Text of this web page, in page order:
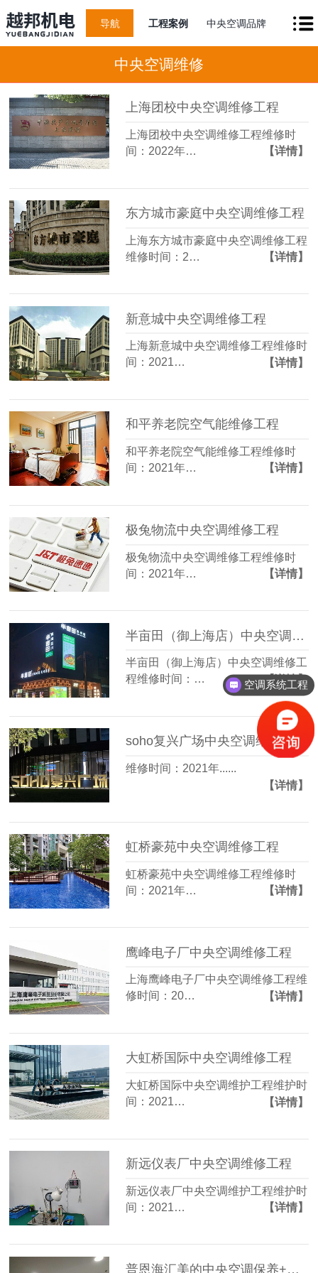
导航 工程案例 中央空调品牌
中央空调维修
上海团校中央空调维修工程
上海团校中央空调维修工程维修时
间：2022年…
【详情】
东方城市豪庭中央空调维修工程
上海东方城市豪庭中央空调维修工程
维修时间：2…
【详情】
新意城中央空调维修工程
上海新意城中央空调维修工程维修时
间：2021…
【详情】
和平养老院空气能维修工程
和平养老院空气能维修工程维修时
间：2021年…
【详情】
极兔物流中央空调维修工程
极兔物流中央空调维修工程维修时
间：2021年…
【详情】
半亩田（御上海店）中央空调维修工程
半亩田（御上海店）中央空调维修工
程维修时间：…
【详情】
soho复兴广场中央空调维修工程
维修时间：2021年......
【详情】
虹桥豪苑中央空调维修工程
虹桥豪苑中央空调维修工程维修时
间：2021年…
【详情】
鹰峰电子厂中央空调维修工程
上海鹰峰电子厂中央空调维修工程维
修时间：20…
【详情】
大虹桥国际中央空调维修工程
大虹桥国际中央空调维护工程维护时
间：2021…
【详情】
新远仪表厂中央空调维修工程
新远仪表厂中央空调维护工程维护时
间：2021…
【详情】
普恩海汇美的中央空调保养+维护工程-上海越邦机电
空调系统工程